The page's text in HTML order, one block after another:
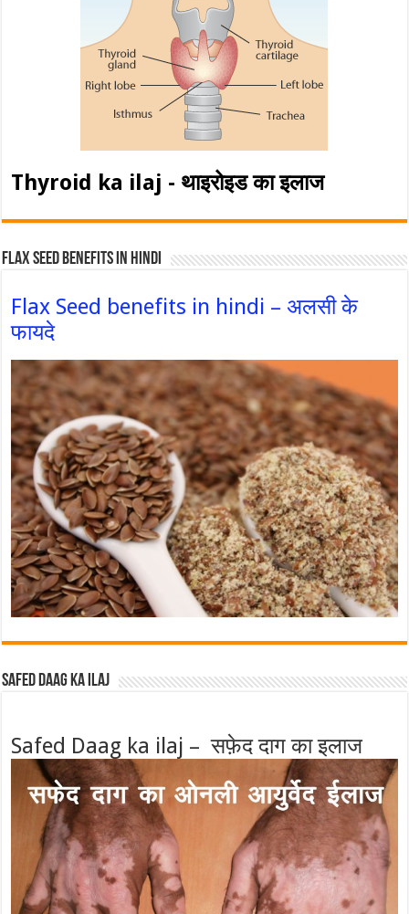
Thyroid ka ilaj - थाइरोइड का इलाज
Flax Seed Benefits in hindi
Flax Seed benefits in hindi – अलसी के
फायदे
Safed Daag ka ilaj
Safed Daag ka ilaj – सफ़ेद दाग का इलाज